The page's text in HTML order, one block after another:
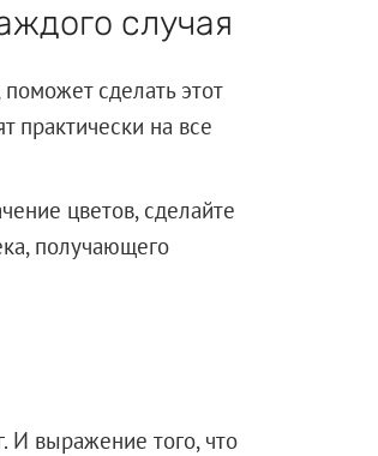
случая
сделать этот
на все
цветов, сделайте
получающего
И выражение того, что